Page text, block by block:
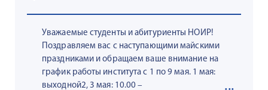
Уважаемые студенты и абитуриенты НОИР!
Поздравляем вас с наступающими майскими
праздниками и обращаем ваше внимание на
график работы института с 1 по 9 мая. 1 мая:
выходной2, 3 мая: 10.00 –